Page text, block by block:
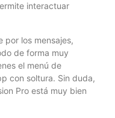
interactuar
por los mensajes,
de forma muy
el menú de
con soltura. Sin duda,
Pro está muy bien